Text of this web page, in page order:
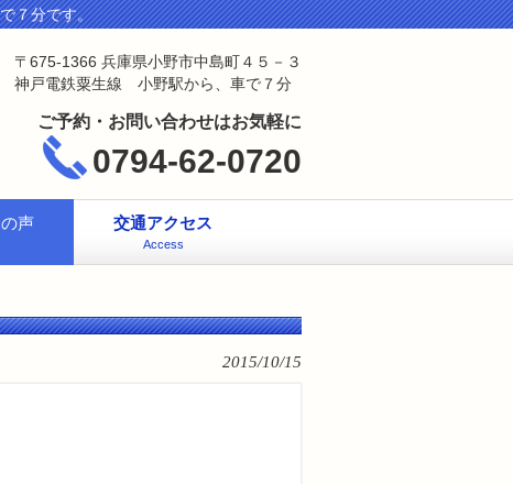
７分です。
〒675-1366 兵庫県小野市中島町４５－３
神戸電鉄粟生線 小野駅から、車で７分
ご予約・お問い合わせはお気軽に
0794-62-0720
声 交通アクセス
Access
2015/10/15